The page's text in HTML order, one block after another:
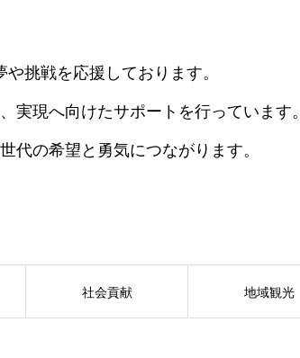
挑戦を応援しております。
実現へ向けたサポートを行っています。
代の希望と勇気につながります。
社会貢献 地域観光